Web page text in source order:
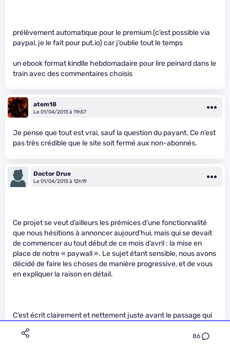
86
prélèvement automatique pour le premium (c’est possible via
paypal, je le fait pour put.io) car j’oublie tout le temps
un ebook format kindlle hebdomadaire pour lire peinard dans le
train avec des commentaires choisis
atem18
Le 01/04/2013 à 11h57
Je pense que tout est vrai, sauf la question du payant. Ce n’est
pas très crédible que le site soit fermé aux non-abonnés.
Doctor Drue
Le 01/04/2013 à 12h19
Ce projet se veut d’ailleurs les prémices d’une fonctionnalité
que nous hésitions à annoncer aujourd’hui, mais qui se devait
de commencer au tout début de ce mois d’avril : la mise en
place de notre « paywall ». Le sujet étant sensible, nous avons
décidé de faire les choses de manière progressive, et de vous
en expliquer la raison en détail.
C’est écrit clairement et nettement juste avant le passage qui
mauvais goût” et qui tombent dans le piège